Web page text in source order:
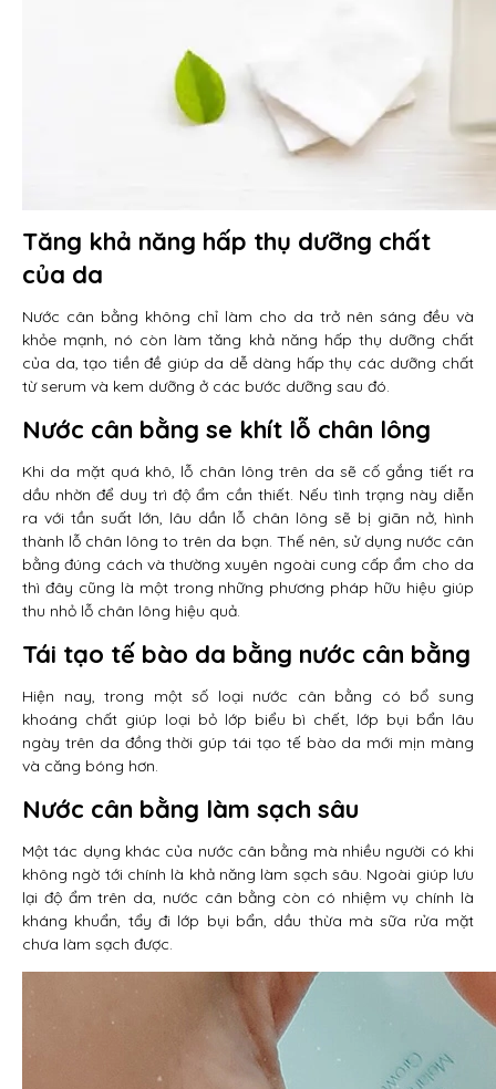
Tăng khả năng hấp thụ dưỡng chất
của da
Nước cân bằng không chỉ làm cho da trở nên sáng đều và
khỏe mạnh, nó còn làm tăng khả năng hấp thụ dưỡng chất
của da, tạo tiền đề giúp da dễ dàng hấp thụ các dưỡng chất
từ serum và kem dưỡng ở các bước dưỡng sau đó.
Nước cân bằng se khít lỗ chân lông
Khi da mặt quá khô, lỗ chân lông trên da sẽ cố gắng tiết ra
dầu nhờn để duy trì độ ẩm cần thiết. Nếu tình trạng này diễn
ra với tần suất lớn, lâu dần lỗ chân lông sẽ bị giãn nở, hình
thành lỗ chân lông to trên da bạn. Thế nên, sử dụng nước cân
bằng đúng cách và thường xuyên ngoài cung cấp ẩm cho da
thì đây cũng là một trong những phương pháp hữu hiệu giúp
thu nhỏ lỗ chân lông hiệu quả.
Tái tạo tế bào da bằng nước cân bằng
Hiện nay, trong một số loại nước cân bằng có bổ sung
khoáng chất giúp loại bỏ lớp biểu bì chết, lớp bụi bẩn lâu
ngày trên da đồng thời gúp tái tạo tế bào da mới mịn màng
và căng bóng hơn.
Nước cân bằng làm sạch sâu
Một tác dụng khác của nước cân bằng mà nhiều người có khi
không ngờ tới chính là khả năng làm sạch sâu. Ngoài giúp lưu
lại độ ẩm trên da, nước cân bằng còn có nhiệm vụ chính là
kháng khuẩn, tẩy đi lớp bụi bẩn, dầu thừa mà sữa rửa mặt
chưa làm sạch được.